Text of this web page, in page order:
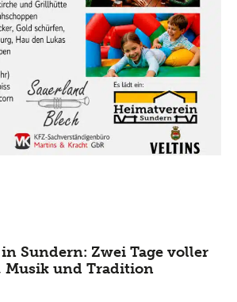
Sundern: Zwei Tage voller
Musik und Tradition